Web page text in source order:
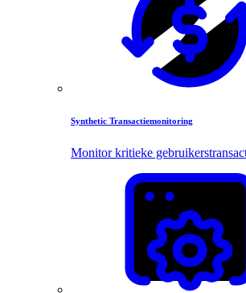
Synthetic Transactiemonitoring
Monitor kritieke